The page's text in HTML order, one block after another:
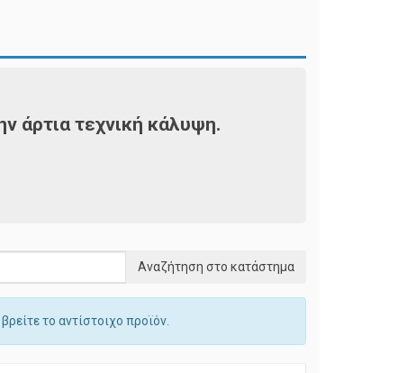
άρτια τεχνική κάλυψη.
το αντίστοιχο προϊόν.